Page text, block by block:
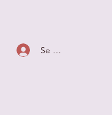
Se connecter